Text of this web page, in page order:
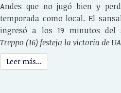
Andes que no jugó bien y
temporada como local. El
ingresó a los 19 minutos del
Treppo (16) festeja la victoria de
Leer más...